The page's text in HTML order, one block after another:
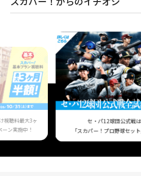
視聴料最大3ヶ
ン実施中！
セ・パ12球団公式戦は
「スカパー！プロ野球セッ